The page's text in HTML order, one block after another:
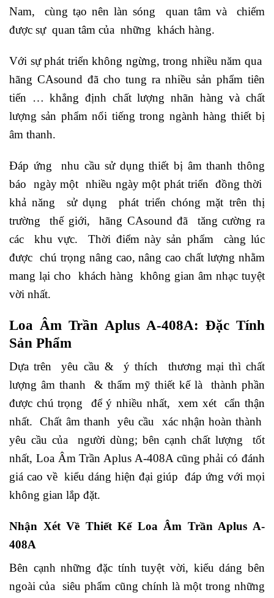
Nam, cùng tạo nên làn sóng quan tâm và chiếm
được sự quan tâm của những khách hàng.
Với sự phát triển không ngừng, trong nhiều năm qua
hãng CAsound đã cho tung ra nhiều sản phẩm tiên
tiến … khẳng định chất lượng nhãn hàng và chất
lượng sản phẩm nổi tiếng trong ngành hàng thiết bị
âm thanh.
Đáp ứng nhu cầu sử dụng thiết bị âm thanh thông
báo ngày một nhiều ngày một phát triển đồng thời
khả năng sử dụng phát triển chóng mặt trên thị
trường thế giới, hãng CAsound đã tăng cường ra
các khu vực. Thời điểm này sản phẩm càng lúc
được chú trọng nâng cao, nâng cao chất lượng nhằm
mang lại cho khách hàng không gian âm nhạc tuyệt
vời nhất.
Loa Âm Trần Aplus A-408A: Đặc Tính
Sản Phẩm
Dựa trên yêu cầu & ý thích thương mại thì chất
lượng âm thanh & thẩm mỹ thiết kế là thành phần
được chú trọng để ý nhiều nhất, xem xét cẩn thận
nhất. Chất âm thanh yêu cầu xác nhận hoàn thành
yêu cầu của người dùng; bên cạnh chất lượng tốt
nhất, Loa Âm Trần Aplus A-408A cũng phải có đánh
giá cao về kiểu dáng hiện đại giúp đáp ứng với mọi
không gian lắp đặt.
Nhận Xét Về Thiết Kế Loa Âm Trần Aplus A-
408A
Bên cạnh những đặc tính tuyệt vời, kiểu dáng bên
ngoài của siêu phẩm cũng chính là một trong những